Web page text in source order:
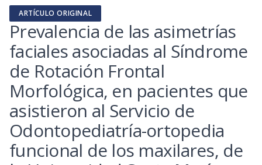
ARTÍCULO ORIGINAL
Prevalencia de las asimetrías
faciales asociadas al Síndrome
de Rotación Frontal
Morfológica, en pacientes que
asistieron al Servicio de
Odontopediatría-ortopedia
funcional de los maxilares, de